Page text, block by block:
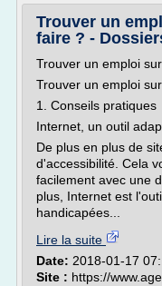
Trouver un
faire ? -
Trouver un emploi
Trouver un emploi
1. Conseils pratiques
Internet, un outil
De plus en plus de
d'accessibilité. Cela
facilement avec une
plus, Internet est
handicapées...
Lire la suite
Date: 2018-01-17
Site : https://